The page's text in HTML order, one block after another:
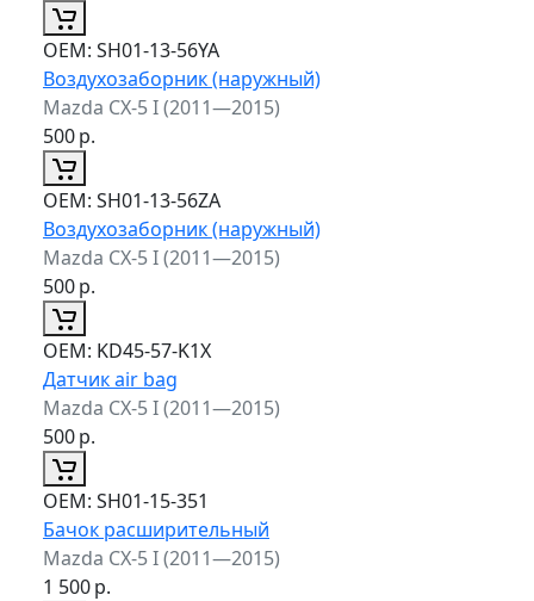
ОЕМ: SH01-13-56YA
Воздухозаборник (наружный)
Mazda CX-5 I (2011—2015)
500р.
ОЕМ: SH01-13-56ZA
Воздухозаборник (наружный)
Mazda CX-5 I (2011—2015)
500р.
ОЕМ: KD45-57-K1X
Датчик air bag
Mazda CX-5 I (2011—2015)
500р.
ОЕМ: SH01-15-351
Бачок расширительный
Mazda CX-5 I (2011—2015)
1 500р.